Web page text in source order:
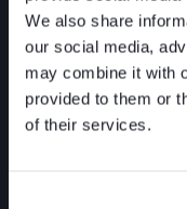
We also share
our social media,
may combine it with
provided to them or
of their services.